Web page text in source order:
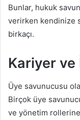
Bunlar, hukuk
verirken kendinize
birkaçı.
Kariyer ve
Üye savunucusu
Birçok üye
ve yönetim